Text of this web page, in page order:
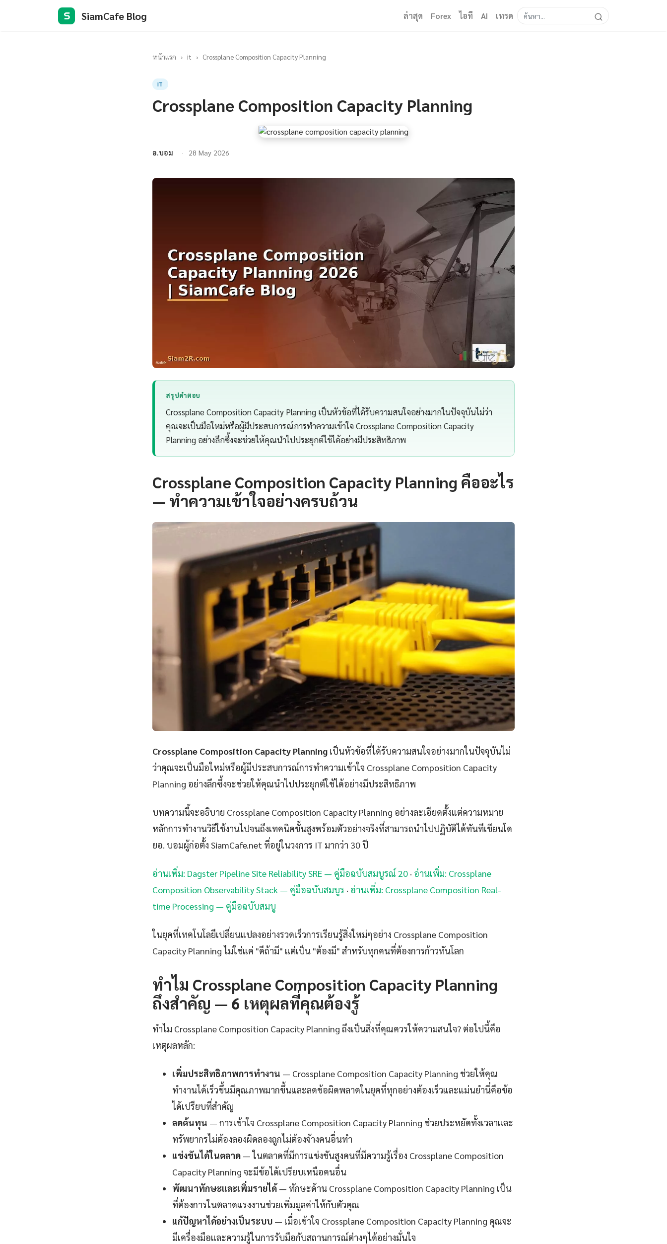
S SiamCafe Blog ล่าสุด Forex ไอที AI เทรด
หน้าแรก › it › Crossplane Composition Capacity Planning
IT
Crossplane Composition Capacity Planning
อ.บอม 28 May 2026
สรุปคำตอบ
Crossplane Composition Capacity Planning เป็นหัวข้อที่ได้รับความสนใจอย่างมากในปัจจุบันไม่ว่า
คุณจะเป็นมือใหม่หรือผู้มีประสบการณ์การทำความเข้าใจ Crossplane Composition Capacity
Planning อย่างลึกซึ้งจะช่วยให้คุณนำไปประยุกต์ใช้ได้อย่างมีประสิทธิภาพ
Crossplane Composition Capacity Planning คืออะไร
— ทำความเข้าใจอย่างครบถ้วน
Crossplane Composition Capacity Planning เป็นหัวข้อที่ได้รับความสนใจอย่างมากในปัจจุบันไม่
ว่าคุณจะเป็นมือใหม่หรือผู้มีประสบการณ์การทำความเข้าใจ Crossplane Composition Capacity
Planning อย่างลึกซึ้งจะช่วยให้คุณนำไปประยุกต์ใช้ได้อย่างมีประสิทธิภาพ
บทความนี้จะอธิบาย Crossplane Composition Capacity Planning อย่างละเอียดตั้งแต่ความหมาย
หลักการทำงานวิธีใช้งานไปจนถึงเทคนิคขั้นสูงพร้อมตัวอย่างจริงที่สามารถนำไปปฏิบัติได้ทันทีเขียนโด
ยอ. บอมผู้ก่อตั้ง SiamCafe.net ที่อยู่ในวงการ IT มากว่า 30 ปี
อ่านเพิ่ม: Dagster Pipeline Site Reliability SRE — คู่มือฉบับสมบูรณ์ 20 · อ่านเพิ่ม: Crossplane
Composition Observability Stack — คู่มือฉบับสมบูร · อ่านเพิ่ม: Crossplane Composition Real-
time Processing — คู่มือฉบับสมบู
ในยุคที่เทคโนโลยีเปลี่ยนแปลงอย่างรวดเร็วการเรียนรู้สิ่งใหม่ๆอย่าง Crossplane Composition
Capacity Planning ไม่ใช่แค่ "ดีถ้ามี" แต่เป็น "ต้องมี" สำหรับทุกคนที่ต้องการก้าวทันโลก
ทำไม Crossplane Composition Capacity Planning
ถึงสำคัญ — 6 เหตุผลที่คุณต้องรู้
ทำไม Crossplane Composition Capacity Planning ถึงเป็นสิ่งที่คุณควรให้ความสนใจ? ต่อไปนี้คือ
เหตุผลหลัก:
เพิ่มประสิทธิภาพการทำงาน — Crossplane Composition Capacity Planning ช่วยให้คุณ
ทำงานได้เร็วขึ้นมีคุณภาพมากขึ้นและลดข้อผิดพลาดในยุคที่ทุกอย่างต้องเร็วและแม่นยำนี่คือข้อ
ได้เปรียบที่สำคัญ
ลดต้นทุน — การเข้าใจ Crossplane Composition Capacity Planning ช่วยประหยัดทั้งเวลาและ
ทรัพยากรไม่ต้องลองผิดลองถูกไม่ต้องจ้างคนอื่นทำ
แข่งขันได้ในตลาด — ในตลาดที่มีการแข่งขันสูงคนที่มีความรู้เรื่อง Crossplane Composition
Capacity Planning จะมีข้อได้เปรียบเหนือคนอื่น
พัฒนาทักษะและเพิ่มรายได้— ทักษะด้าน Crossplane Composition Capacity Planning เป็น
ที่ต้องการในตลาดแรงงานช่วยเพิ่มมูลค่าให้กับตัวคุณ
แก้ปัญหาได้อย่างเป็นระบบ — เมื่อเข้าใจ Crossplane Composition Capacity Planning คุณจะ
มีเครื่องมือและความรู้ในการรับมือกับสถานการณ์ต่างๆได้อย่างมั่นใจ